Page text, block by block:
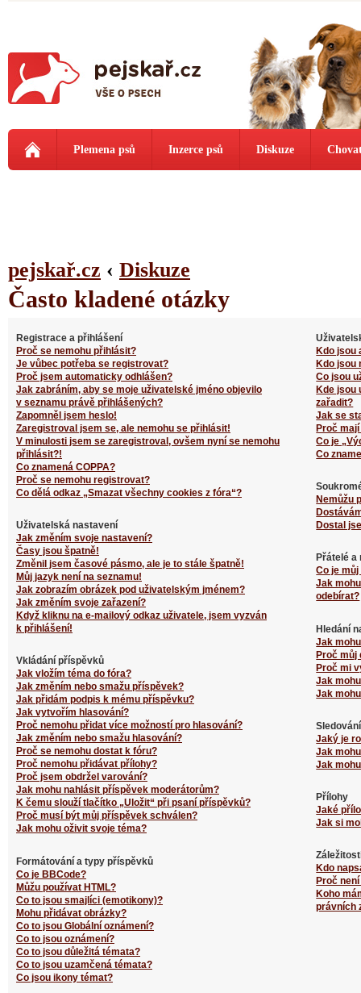
Plemena psů Inzerce psů Diskuze
pejskař.cz ‹ Diskuze
Často kladené otázky
Registrace a přihlášení
Proč se nemohu přihlásit?
Je vůbec potřeba se registrovat?
Proč jsem automaticky odhlášen?
Jak zabráním, aby se moje uživatelské jméno objevilo
v seznamu právě přihlášených?
Zapomněl jsem heslo!
Zaregistroval jsem se, ale nemohu se přihlásit!
V minulosti jsem se zaregistroval, ovšem nyní se nemohu
přihlásit?!
Co znamená COPPA?
Proč se nemohu registrovat?
Co dělá odkaz „Smazat všechny cookies z fóra“?
Uživatelská nastavení
Jak změním svoje nastavení?
Časy jsou špatně!
Změnil jsem časové pásmo, ale je to stále špatně!
Můj jazyk není na seznamu!
Jak zobrazím obrázek pod uživatelským jménem?
Jak změním svoje zařazení?
Když kliknu na e-mailový odkaz uživatele, jsem vyzván
k přihlášení!
Vkládání příspěvků
Jak vložím téma do fóra?
Jak změním nebo smažu příspěvek?
Jak přidám podpis k mému příspěvku?
Jak vytvořím hlasování?
Proč nemohu přidat více možností pro hlasování?
Jak změním nebo smažu hlasování?
Proč se nemohu dostat k fóru?
Proč nemohu přidávat přílohy?
Proč jsem obdržel varování?
Jak mohu nahlásit příspěvek moderátorům?
K čemu slouží tlačítko „Uložit“ při psaní příspěvků?
Proč musí být můj příspěvek schválen?
Jak mohu oživit svoje téma?
Formátování a typy příspěvků
Co je BBCode?
Můžu používat HTML?
Co to jsou smajlíci (emotikony)?
Mohu přidávat obrázky?
Co to jsou Globální oznámení?
Co to jsou oznámení?
Co to jsou důležitá témata?
Co to jsou uzamčená témata?
Co jsou ikony témat?
Kdo jsou
Kdo jsou
Co jsou
Kde jsou
zařadit?
Jak se
Proč
Co je
Co
Nemůžu
Dostal
Přátelé a
Co je
Jak
odebírat?
Hledání
Jak
Proč můj
Proč mi
Jak
Jak
Jaký je
Jak
Jak
Přílohy
Jaké
Jak si
Kdo
Proč
Koho
právních